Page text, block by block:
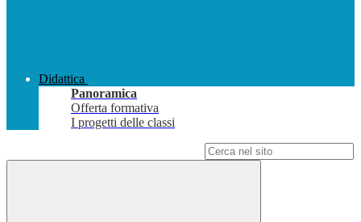
Didattica
Panoramica
Offerta formativa
I progetti delle classi